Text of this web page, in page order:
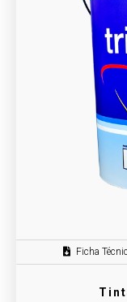
Ficha